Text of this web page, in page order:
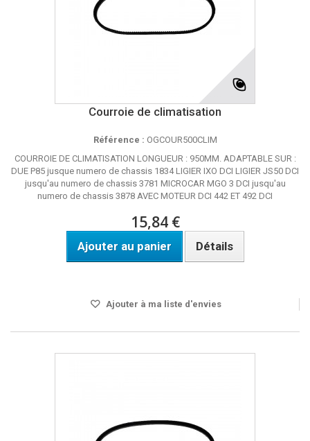
Courroie de climatisation
Référence : OGCOUR500CLIM
COURROIE DE CLIMATISATION LONGUEUR : 950MM. ADAPTABLE SUR :
DUE P85 jusque numero de chassis 1834 LIGIER IXO DCI LIGIER JS50 DCI
jusqu'au numero de chassis 3781 MICROCAR MGO 3 DCI jusqu'au
numero de chassis 3878 AVEC MOTEUR DCI 442 ET 492 DCI
15,84 €
Ajouter au panier Détails
Ajouter à ma liste d'envies